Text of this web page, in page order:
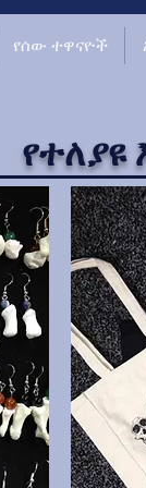
የሰው ተዋናዮች